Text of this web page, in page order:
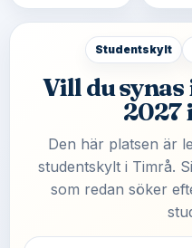
Studentskylt
Vill du
2027
Den här platsen är
studentskylt i Timrå.
som redan söker